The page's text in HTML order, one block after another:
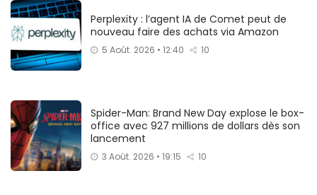
Perplexity : l’agent IA de Comet peut de
nouveau faire des achats via Amazon
5 Août. 2026 • 12:40 10
Spider-Man: Brand New Day explose le box-
office avec 927 millions de dollars dès son
lancement
3 Août. 2026 • 19:15 10